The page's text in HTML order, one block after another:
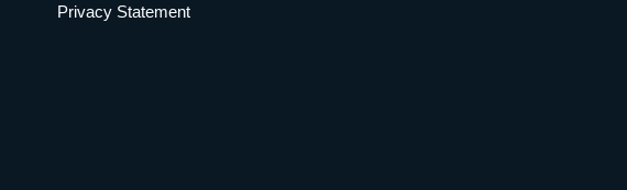
Privacy Statement